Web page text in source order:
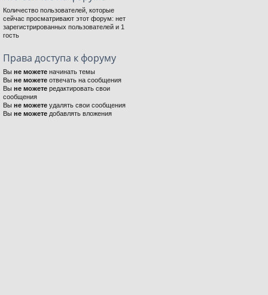
Количество пользователей, которые
сейчас просматривают этот форум: нет
зарегистрированных пользователей и 1
гость
Права доступа к форуму
Вы не можете начинать темы
Вы не можете отвечать на сообщения
Вы не можете редактировать свои
сообщения
Вы не можете удалять свои сообщения
Вы не можете добавлять вложения